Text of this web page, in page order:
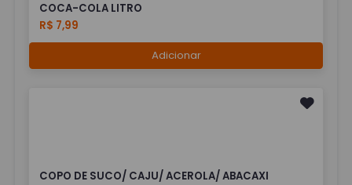
COCA-COLA LITRO
R$ 7,99
Adicionar
COPO DE SUCO/ CAJU/ ACEROLA/ ABACAXI